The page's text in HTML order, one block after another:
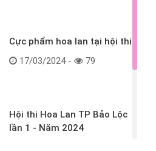
Cực phẩm hoa lan tại hội thi
17/03/2024 -
79
Hội thi Hoa Lan TP Bảo Lộc
lần 1 - Năm 2024